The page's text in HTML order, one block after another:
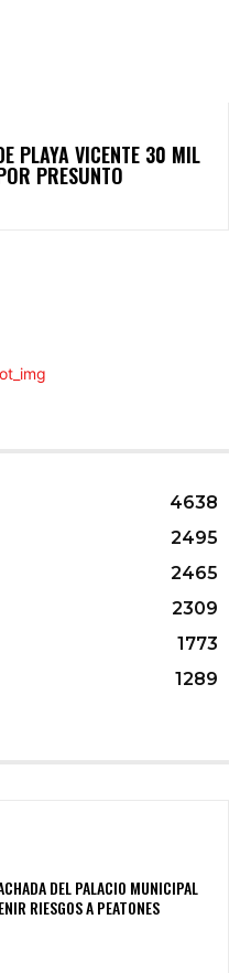
PLAYA VICENTE 30 MIL
PRESUNTO
4638
2495
2465
2309
1773
1289
DEL PALACIO MUNICIPAL
RIESGOS A PEATONES